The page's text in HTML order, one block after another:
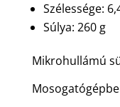
Szélessége:
Súlya: 260 g
Mikrohullámú